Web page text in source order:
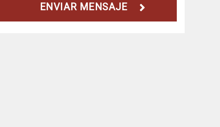
ENVIAR MENSAJE